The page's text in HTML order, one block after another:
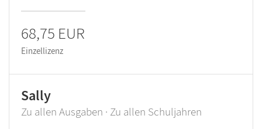
68,75 EUR
Einzellizenz
Sally
Zu allen Ausgaben · Zu allen Schuljahren